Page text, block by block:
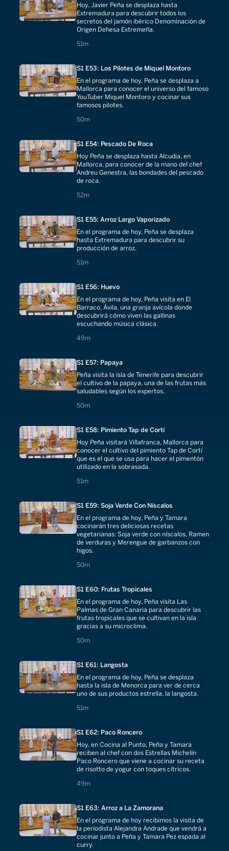
Hoy, Javier Peña se desplaza hasta
Extremadura para descubrir todos los
secretos del jamón ibérico Denominación de
Origen Dehesa Extremeña.
51m
51 minutes
S1 E53: Los Pilotes de Miquel Montoro
En el programa de hoy, Peña se desplaza a
Mallorca para conocer el universo del famoso
YouTuber Miquel Montoro y cocinar sus
famosos pilotes.
50m
50 minutes
S1 E54: Pescado De Roca
Hoy Peña se desplaza hasta Alcudia, en
Mallorca, para conocer de la mano del chef
Andreu Genestra, las bondades del pescado
de roca.
52m
52 minutes
S1 E55: Arroz Largo Vaporizado
En el programa de hoy, Peña se desplaza
hasta Extremadura para descubrir su
producción de arroz.
51m
51 minutes
S1 E56: Huevo
En el programa de hoy, Peña visita en El
Barraco, Ávila, una granja avícola donde
descubrirá cómo viven las gallinas
escuchando música clásica.
49m
49 minutes
S1 E57: Papaya
Peña visita la isla de Tenerife para descubrir
el cultivo de la papaya, una de las frutas más
saludables según los expertos.
50m
50 minutes
S1 E58: Pimiento Tap de Cortí
Hoy Peña visitará Villafranca, Mallorca para
conocer el cultivo del pimiento Tap de Cortí
que es el que se usa para hacer el pimentón
utilizado en la sobrasada.
51m
51 minutes
S1 E59: Soja Verde Con Níscalos
En el programa de hoy, Peña y Tamara
cocinarán tres deliciosas recetas
vegetarianas: Soja verde con níscalos, Ramen
de verduras y Merengue de garbanzos con
higos.
50m
50 minutes
S1 E60: Frutas Tropicales
En el programa de hoy, Peña visita Las
Palmas de Gran Canaria para descubrir las
frutas tropicales que se cultivan en la isla
gracias a su microclima.
50m
50 minutes
S1 E61: Langosta
En el programa de hoy, Peña se desplaza
hasta la isla de Menorca para ver de cerca
uno de sus productos estrella, la langosta.
51m
51 minutes
S1 E62: Paco Roncero
Hoy, en Cocina al Punto, Peña y Tamara
reciben al chef con dos Estrellas Michelín
Paco Roncero que viene a cocinar su receta
de risotto de yogur con toques cítricos.
49m
49 minutes
S1 E63: Arroz a La Zamorana
En el programa de hoy recibimos la visita de
la periodista Alejandra Andrade que vendrá a
cocinar junto a Peña y Tamara Pez espada al
curry.